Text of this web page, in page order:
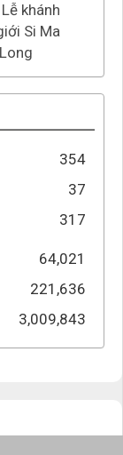
khánh
Si Ma
354
37
317
64,021
221,636
3,009,843